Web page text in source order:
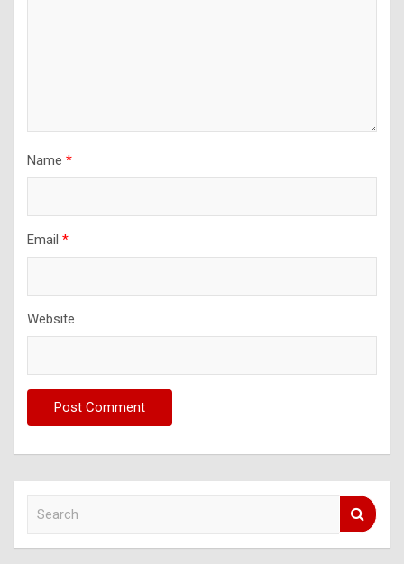
Name *
Email *
Website